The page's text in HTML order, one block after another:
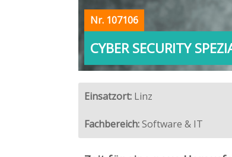
informatikjobs.at 2026